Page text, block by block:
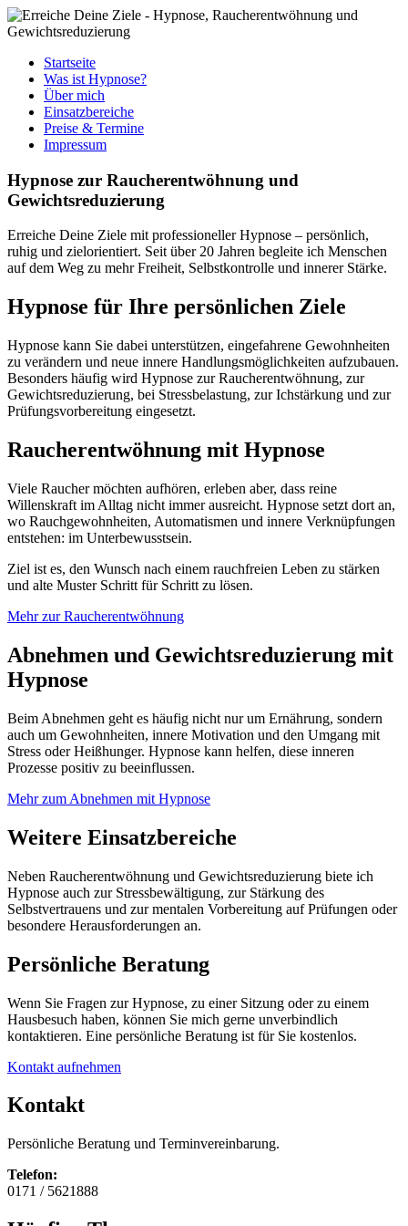
Startseite
Was ist Hypnose?
Über mich
Einsatzbereiche
Preise & Termine
Impressum
Hypnose zur Raucherentwöhnung und
Gewichtsreduzierung
Erreiche Deine Ziele mit professioneller Hypnose – persönlich,
ruhig und zielorientiert. Seit über 20 Jahren begleite ich Menschen
auf dem Weg zu mehr Freiheit, Selbstkontrolle und innerer Stärke.
Hypnose für Ihre persönlichen Ziele
Hypnose kann Sie dabei unterstützen, eingefahrene Gewohnheiten
zu verändern und neue innere Handlungsmöglichkeiten aufzubauen.
Besonders häufig wird Hypnose zur Raucherentwöhnung, zur
Gewichtsreduzierung, bei Stressbelastung, zur Ichstärkung und zur
Prüfungsvorbereitung eingesetzt.
Raucherentwöhnung mit Hypnose
Viele Raucher möchten aufhören, erleben aber, dass reine
Willenskraft im Alltag nicht immer ausreicht. Hypnose setzt dort an,
wo Rauchgewohnheiten, Automatismen und innere Verknüpfungen
entstehen: im Unterbewusstsein.
Ziel ist es, den Wunsch nach einem rauchfreien Leben zu stärken
und alte Muster Schritt für Schritt zu lösen.
Mehr zur Raucherentwöhnung
Abnehmen und Gewichtsreduzierung mit
Hypnose
Beim Abnehmen geht es häufig nicht nur um Ernährung, sondern
auch um Gewohnheiten, innere Motivation und den Umgang mit
Stress oder Heißhunger. Hypnose kann helfen, diese inneren
Prozesse positiv zu beeinflussen.
Mehr zum Abnehmen mit Hypnose
Weitere Einsatzbereiche
Neben Raucherentwöhnung und Gewichtsreduzierung biete ich
Hypnose auch zur Stressbewältigung, zur Stärkung des
Selbstvertrauens und zur mentalen Vorbereitung auf Prüfungen oder
besondere Herausforderungen an.
Persönliche Beratung
Wenn Sie Fragen zur Hypnose, zu einer Sitzung oder zu einem
Hausbesuch haben, können Sie mich gerne unverbindlich
kontaktieren. Eine persönliche Beratung ist für Sie kostenlos.
Kontakt aufnehmen
Kontakt
Persönliche Beratung und Terminvereinbarung.
Telefon:
0171 / 5621888